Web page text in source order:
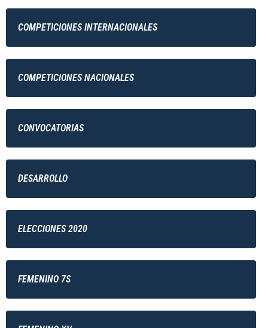
COMPETICIONES INTERNACIONALES
COMPETICIONES NACIONALES
CONVOCATORIAS
DESARROLLO
ELECCIONES 2020
FEMENINO 7S